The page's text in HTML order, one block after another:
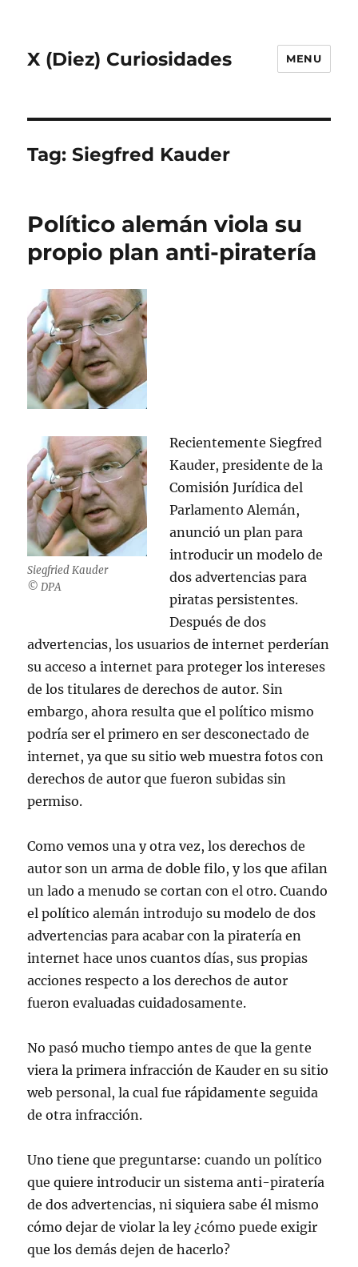
X (Diez) Curiosidades MENU
Tag:Siegfred Kauder
Político alemán viola su
propio plan anti-piratería
Siegfried Kauder
© DPA
Recientemente Siegfred
Kauder, presidente de la
Comisión Jurídica del
Parlamento Alemán,
anunció un plan para
introducir un modelo de
dos advertencias para
piratas persistentes.
Después de dos
advertencias, los usuarios de internet perderían
su acceso a internet para proteger los intereses
de los titulares de derechos de autor. Sin
embargo, ahora resulta que el político mismo
podría ser el primero en ser desconectado de
internet, ya que su sitio web muestra fotos con
derechos de autor que fueron subidas sin
permiso.
Como vemos una y otra vez, los derechos de
autor son un arma de doble filo, y los que afilan
un lado a menudo se cortan con el otro. Cuando
el político alemán introdujo su modelo de dos
advertencias para acabar con la piratería en
internet hace unos cuantos días, sus propias
acciones respecto a los derechos de autor
fueron evaluadas cuidadosamente.
No pasó mucho tiempo antes de que la gente
viera la primera infracción de Kauder en su sitio
web personal, la cual fue rápidamente seguida
de otra infracción.
Uno tiene que preguntarse: cuando un político
que quiere introducir un sistema anti-piratería
de dos advertencias, ni siquiera sabe él mismo
cómo dejar de violar la ley ¿cómo puede exigir
que los demás dejen de hacerlo?